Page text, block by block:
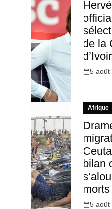
de la
5 août
Afrique
bilan
morts
5 août